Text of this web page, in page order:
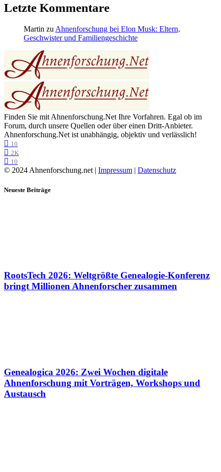
Letzte Kommentare
Martin zu Ahnenforschung bei Elon Musk: Eltern,
Geschwister und Familiengeschichte
Finden Sie mit Ahnenforschung.Net Ihre Vorfahren. Egal ob im
Forum, durch unsere Quellen oder über einen Dritt-Anbieter.
Ahnenforschung.Net ist unabhängig, objektiv und verlässlich!
10
2K
10
© 2024 Ahnenforschung.net | Impressum | Datenschutz
Neueste Beiträge
RootsTech 2026: Weltgrößte Genealogie-Konferenz
bringt Millionen Ahnenforscher zusammen
Genealogica 2026: Zwei Wochen digitale
Ahnenforschung mit Vorträgen, Workshops und
Austausch